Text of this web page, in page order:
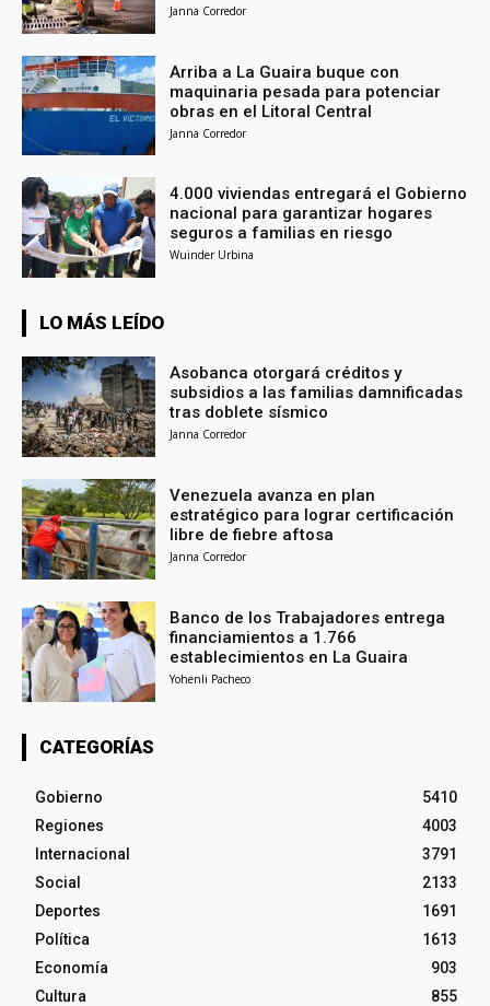
Janna Corredor
Arriba a La Guaira buque con
maquinaria pesada para potenciar
obras en el Litoral Central
Janna Corredor
4.000 viviendas entregará el Gobierno
nacional para garantizar hogares
seguros a familias en riesgo
Wuinder Urbina
LO MÁS LEÍDO
Asobanca otorgará créditos y
subsidios a las familias damnificadas
tras doblete sísmico
Janna Corredor
Venezuela avanza en plan
estratégico para lograr certificación
libre de fiebre aftosa
Janna Corredor
Banco de los Trabajadores entrega
financiamientos a 1.766
establecimientos en La Guaira
Yohenli Pacheco
CATEGORÍAS
Gobierno
5410
Regiones
4003
Internacional
3791
Social
2133
Deportes
1691
Política
1613
Economía
903
Cultura
855